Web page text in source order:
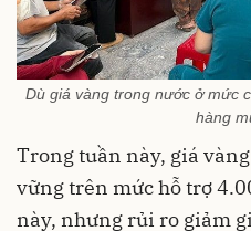
Dù giá vàng trong nước ở mức
hàng
Trong tuần này, giá
vững trên mức hỗ trợ
này, nhưng rủi ro giảm